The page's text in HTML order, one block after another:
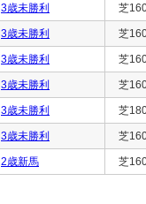
3歳未勝利 芝
3歳未勝利 芝
3歳未勝利 芝
3歳未勝利 芝
3歳未勝利 芝
3歳未勝利 芝
2歳新馬 芝